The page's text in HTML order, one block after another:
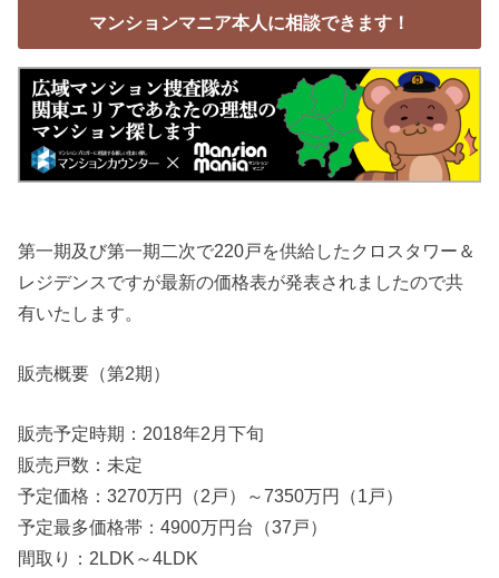
マンションマニア本人に相談できます！
第一期及び第一期二次で220戸を供給したクロスタワー＆
レジデンスですが最新の価格表が発表されましたので共
有いたします。
販売概要（第2期）
販売予定時期：2018年2月下旬
販売戸数：未定
予定価格：3270万円（2戸）～7350万円（1戸）
予定最多価格帯：4900万円台（37戸）
間取り：2LDK～4LDK